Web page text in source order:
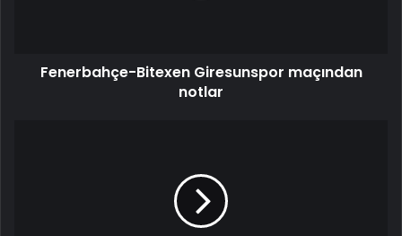
Fenerbahçe-Bitexen Giresunspor maçından
notlar